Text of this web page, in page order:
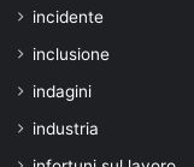
incidente
inclusione
indagini
industria